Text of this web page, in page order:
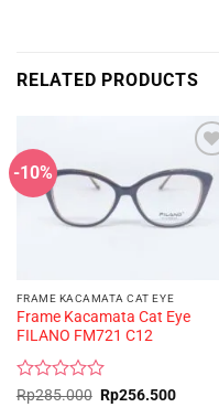
RELATED PRODUCTS
-10%
FRAME KACAMATA CAT EYE
Frame Kacamata Cat Eye
FILANO FM721 C12
Rated
Rp285.000 Original
price
Rp256.500Current